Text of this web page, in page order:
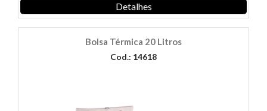
Detalhes
Bolsa Térmica 20 Litros
Cod.: 14618